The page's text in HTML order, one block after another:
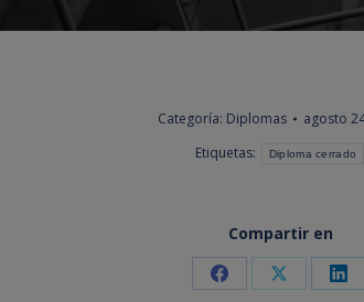
Categoría: Diplomas
agosto
Etiquetas:
Diploma cerrado
Compartir en
Share Share